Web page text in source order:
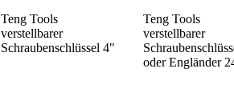
Teng Tools
verstellbarer
Schraubenschlüssel 4"
Teng Tools
verstellbarer
oder Engländer